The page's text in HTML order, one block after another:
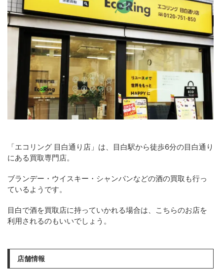
「エコリング 目白通り店」は、目白駅から徒歩6分の目白通り
にある買取専門店。
ブランデー・ウイスキー・シャンパンなどの酒の買取も行っ
ているようです。
目白で酒を買取店に持っていかれる場合は、こちらのお店を
利用されるのもいいでしょう。
店舗情報